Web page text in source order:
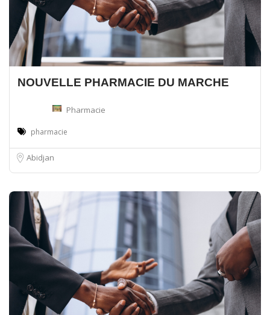
NOUVELLE PHARMACIE DU MARCHE
Pharmacie
pharmacie
Abidjan